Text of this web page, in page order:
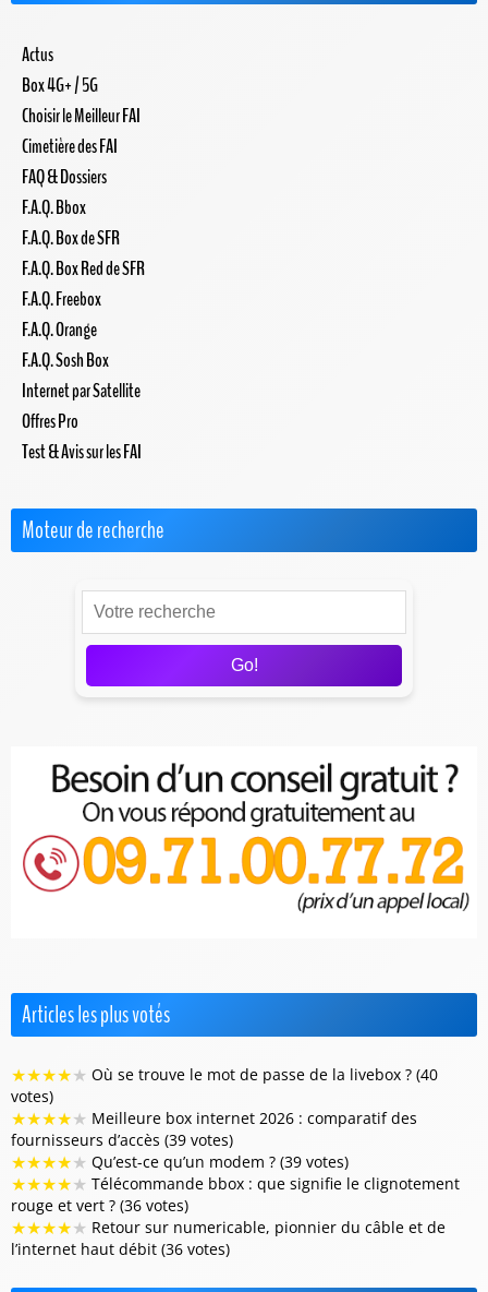
Actus
Box 4G+ / 5G
Choisir le Meilleur FAI
Cimetière des FAI
FAQ & Dossiers
F.A.Q. Bbox
F.A.Q. Box de SFR
F.A.Q. Box Red de SFR
F.A.Q. Freebox
F.A.Q. Orange
F.A.Q. Sosh Box
Internet par Satellite
Offres Pro
Test & Avis sur les FAI
Moteur de recherche
Go!
Articles les plus votés
★★★★★ Où se trouve le mot de passe de la livebox ? (40
votes)
★★★★★ Meilleure box internet 2026 : comparatif des
fournisseurs d’accès (39 votes)
★★★★★ Qu’est-ce qu’un modem ? (39 votes)
★★★★★ Télécommande bbox : que signifie le clignotement
rouge et vert ? (36 votes)
★★★★★ Retour sur numericable, pionnier du câble et de
l’internet haut débit (36 votes)